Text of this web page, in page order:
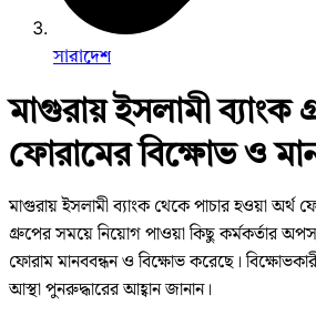
সারাদেশ
মাগুরায় ইসলামী ব্যাংক
ফোরামের বিক্ষোভ ও
মাগুরায় ইসলামী ব্যাংক থেকে পাচার হওয়া
গ্রুপের সময়ে নিয়োগ পাওয়া কিছু কর্মকর্তার
ফোরাম মানববন্ধন ও বিক্ষোভ করেছে।
আস্থা পুনরুদ্ধারের আহ্বান জানান।